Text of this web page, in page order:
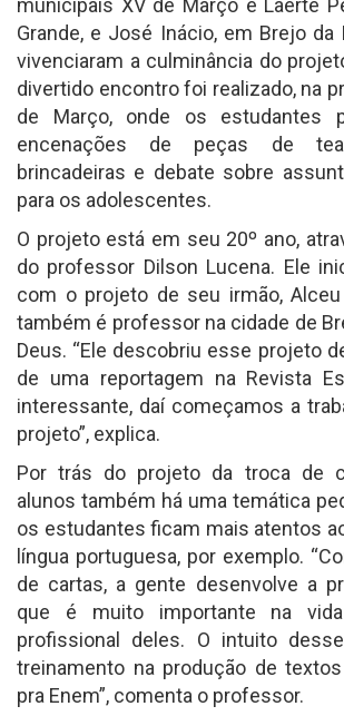
municipais XV de Março e Laerte
Grande, e José Inácio, em Brejo da
vivenciaram a culminância do
divertido encontro foi realizado, na
de Março, onde os estudantes
encenações de peças de
brincadeiras e debate sobre
para os adolescentes.
O projeto está em seu 20º ano,
do professor Dilson Lucena. Ele
com o projeto de seu irmão,
também é professor na cidade de
Deus. “Ele descobriu esse projeto
de uma reportagem na Revista
interessante, daí começamos a
projeto”, explica.
Por trás do projeto da troca de
alunos também há uma temática
os estudantes ficam mais atentos
língua portuguesa, por exemplo.
de cartas, a gente desenvolve a
que é muito importante na
profissional deles. O intuito
treinamento na produção de
pra Enem”, comenta o professor.